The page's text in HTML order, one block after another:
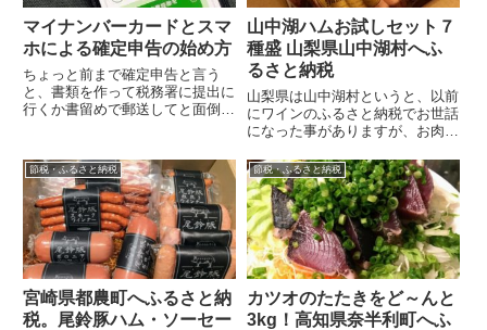
マイナンバーカードとスマ
ホによる確定申告の始め方
ちょっと前まで確定申告と言う
と、書類を作って税務署に提出に
行くか書留めで郵送してと面倒だ
リーダーも不...
山中湖ハムお試しセット７
種盛 山梨県山中湖村へふ
るさと納税
山梨県は山中湖村というと、以前
にワインのふるさと納税でお世話
になった事がありますが、お肉も
村への10,000円のふるさと納税の
返礼...
節税・ふるさと納税
宮崎県都農町へふるさと納
税。尾鈴豚ハム・ソーセー
節税・ふるさと納税
カツオのたたきをど～んと
3kg！高知県奈半利町へふ